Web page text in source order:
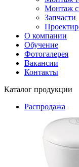
Монтаж
Запчасти
О компании
Обучение
Фотогалерея
Вакансии
Контакты
Каталог продукции
Распродажа